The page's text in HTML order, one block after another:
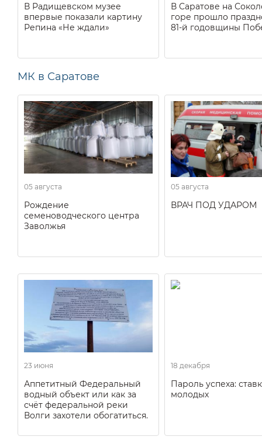
В Радищевском музее
впервые показали картину
Репина «Не ждали»
В Саратове на
горе прошло
81-й годовщины
МК в Саратове
05 августа
Рождение
семеноводческого центра
Заволжья
05 августа
ВРАЧ ПОД УДАРОМ
23 июня
Аппетитный Федеральный
водный объект или как за
счёт федеральной реки
Волги захотели обогатиться.
18 декабря
Пароль успеха:
молодых